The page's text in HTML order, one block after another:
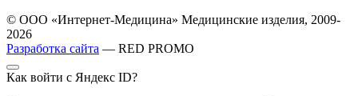
© ООО «Интернет-Медицина» Медицинские изделия, 2009-
2026
Разработка сайта — RED PROMO
Как войти с Яндекс ID?